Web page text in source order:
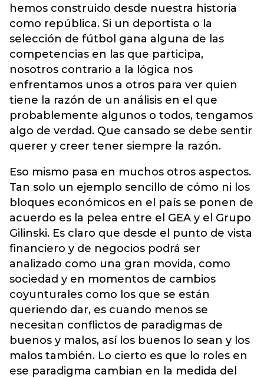
hemos construido desde nuestra historia
como república. Si un deportista o la
selección de fútbol gana alguna de las
competencias en las que participa,
nosotros contrario a la lógica nos
enfrentamos unos a otros para ver quien
tiene la razón de un análisis en el que
probablemente algunos o todos, tengamos
algo de verdad. Que cansado se debe sentir
querer y creer tener siempre la razón.
Eso mismo pasa en muchos otros aspectos.
Tan solo un ejemplo sencillo de cómo ni los
bloques económicos en el país se ponen de
acuerdo es la pelea entre el GEA y el Grupo
Gilinski. Es claro que desde el punto de vista
financiero y de negocios podrá ser
analizado como una gran movida, como
sociedad y en momentos de cambios
coyunturales como los que se están
queriendo dar, es cuando menos se
necesitan conflictos de paradigmas de
buenos y malos, así los buenos lo sean y los
malos también. Lo cierto es que lo roles en
ese paradigma cambian en la medida del